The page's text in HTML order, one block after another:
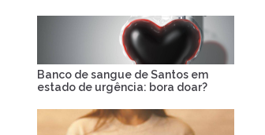
Banco de sangue de Santos em
estado de urgência: bora doar?